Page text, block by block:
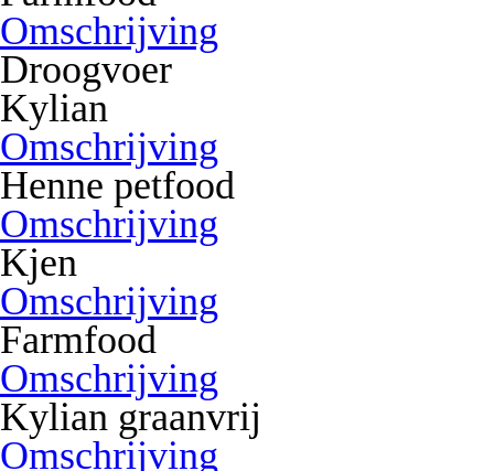
Omschrijving
Droogvoer
Kylian
Omschrijving
Henne petfood
Omschrijving
Kjen
Omschrijving
Farmfood
Omschrijving
Kylian graanvrij
Omschrijving